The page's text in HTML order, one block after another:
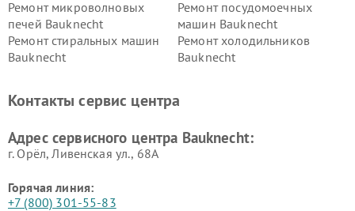
Ремонт микроволновых
печей Bauknecht
Ремонт посудомоечных
машин Bauknecht
Ремонт стиральных машин
Bauknecht
Ремонт холодильников
Bauknecht
Контакты сервис центра
Адрес сервисного центра Bauknecht:
г. Орёл, Ливенская ул., 68А
Горячая линия:
+7 (800) 301-55-83